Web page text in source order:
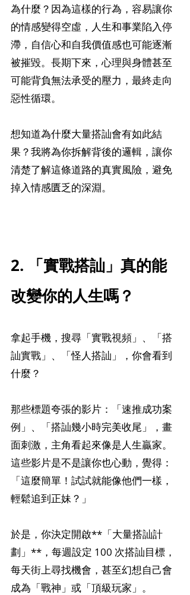
為什麼？因為這樣的行為，容易讓你
的情感變得空虛，人生和事業陷入停
滯，自信心和自我價值感也可能逐漸
被摧毀。長期下來，心理與身體甚至
可能背負無法承受的壓力，最終走向
惡性循環。
想知道為什麼大量搭訕會有如此結
果？我將為你拆解背後的邏輯，讓你
清楚了解這條道路的真實風險，避免
掉入情感匱乏的深淵。
2. 「實戰搭訕」真的能
改變你的人生嗎？
拿起手機，搜尋「實戰視頻」、「搭
訕實戰」、「怪人搭訕」，你會看到
什麼？
那些標題夸張的影片：「速推成功案
例」、「搭訕幾小時完美收尾」，畫
面刺激，主角看起來像是人生贏家。
這些影片是不是讓你也心動，覺得：
「這麼簡單！試試就能像他們一樣，
輕鬆追到正妹？」
於是，你決定開啟**「大量搭訕計
劃」**，每週設定 100 次搭訕目標，
每天街上尋找機會，甚至幻想自己會
成為「戰神」或「頂級玩家」。